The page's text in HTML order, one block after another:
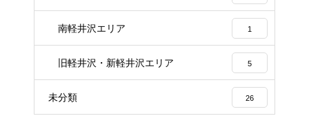
南軽井沢エリア 1
旧軽井沢・新軽井沢エリア 5
未分類 26